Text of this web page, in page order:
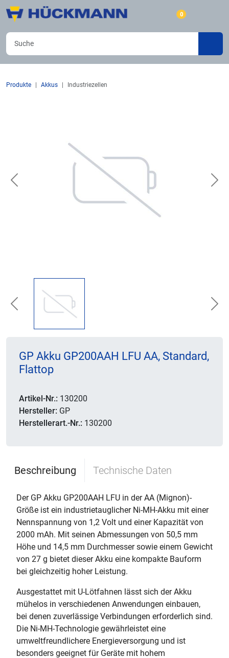
0
Produkte Akkus Industriezellen
Previous
Previous
GP Akku GP200AAH LFU AA, Standard,
Flattop
Artikel-Nr.: 130200
Hersteller: GP
Herstellerart.-Nr.: 130200
Beschreibung Technische Daten
Der GP Akku GP200AAH LFU in der AA (Mignon)-
Größe ist ein industrietauglicher Ni-MH-Akku mit einer
Nennspannung von 1,2 Volt und einer Kapazität von
2000 mAh. Mit seinen Abmessungen von 50,5 mm
Höhe und 14,5 mm Durchmesser sowie einem Gewicht
von 27 g bietet dieser Akku eine kompakte Bauform
bei gleichzeitig hoher Leistung.
Ausgestattet mit U-Lötfahnen lässt sich der Akku
mühelos in verschiedenen Anwendungen einbauen,
bei denen zuverlässige Verbindungen erforderlich sind.
Die Ni-MH-Technologie gewährleistet eine
umweltfreundlichere Energieversorgung und ist
besonders geeignet für Geräte mit hohem